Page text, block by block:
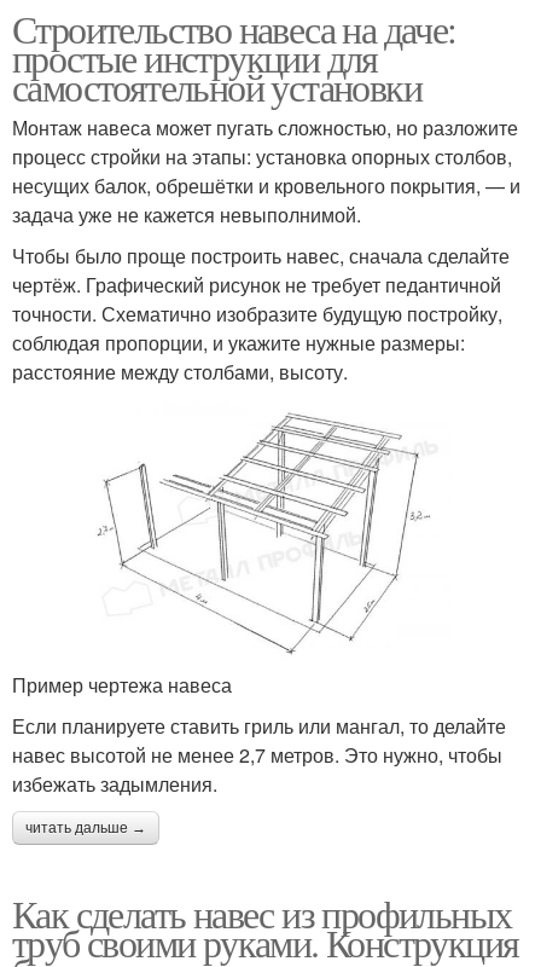
Строительство навеса на даче:
простые инструкции для
самостоятельной установки
Монтаж навеса может пугать сложностью, но разложите
процесс стройки на этапы: установка опорных столбов,
несущих балок, обрешётки и кровельного покрытия, — и
задача уже не кажется невыполнимой.
Чтобы было проще построить навес, сначала сделайте
чертёж. Графический рисунок не требует педантичной
точности. Схематично изобразите будущую постройку,
соблюдая пропорции, и укажите нужные размеры:
расстояние между столбами, высоту.
Пример чертежа навеса
Если планируете ставить гриль или мангал, то делайте
навес высотой не менее 2,7 метров. Это нужно, чтобы
избежать задымления.
читать дальше →
Как сделать навес из профильных
труб своими руками. Конструкция